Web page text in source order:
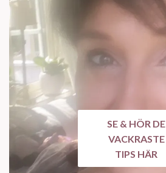
SE & HÖR DE
VACKRASTE
TIPS HÄR